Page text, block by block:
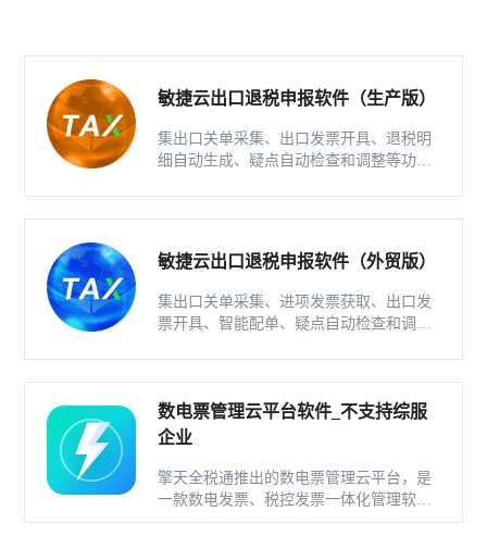
敏捷云出口退税申报软件（生产版）
集出口关单采集、出口发票开具、退税明
细自动生成、疑点自动检查和调整等功能
敏捷云出口退税申报软件（外贸版）
集出口关单采集、进项发票获取、出口发
票开具、智能配单、疑点自动检查和调整
数电票管理云平台软件_不支持综服
企业
擎天全税通推出的数电票管理云平台，是
一款数电发票、税控发票一体化管理软
件，基于云识别、自动解析等技术，通过